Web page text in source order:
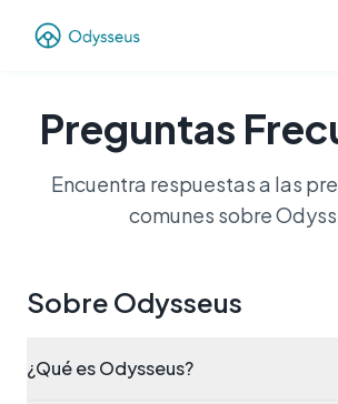
Preguntas
Encuentra respuestas a las
comunes sobre
Sobre Odysseus
¿Qué es Odysseus?